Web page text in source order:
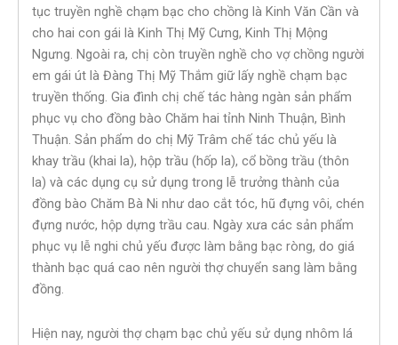
tục truyền nghề chạm bạc cho chồng là Kinh Văn Cần và
cho hai con gái là Kinh Thị Mỹ Cưng, Kinh Thị Mộng
Ngưng. Ngoài ra, chị còn truyền nghề cho vợ chồng người
em gái út là Đàng Thị Mỹ Thắm giữ lấy nghề chạm bạc
truyền thống. Gia đình chị chế tác hàng ngàn sản phẩm
phục vụ cho đồng bào Chăm hai tỉnh Ninh Thuận, Bình
Thuận. Sản phẩm do chị Mỹ Trâm chế tác chủ yếu là
khay trầu (khai la), hộp trầu (hốp la), cổ bồng trầu (thôn
la) và các dụng cụ sử dụng trong lễ trưởng thành của
đồng bào Chăm Bà Ni như dao cắt tóc, hũ đựng vôi, chén
đựng nước, hộp dựng trầu cau. Ngày xưa các sản phẩm
phục vụ lễ nghi chủ yếu được làm bằng bạc ròng, do giá
thành bạc quá cao nên người thợ chuyển sang làm bằng
đồng.
Hiện nay, người thợ chạm bạc chủ yếu sử dụng nhôm lá